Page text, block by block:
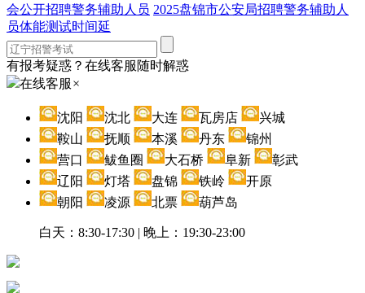
会公开招聘警务辅助人员 2025盘锦市公安局招聘警务辅助人
员体能测试时间延
有报考疑惑？在线客服随时解惑
在线客服 ×
沈阳 沈北 大连 瓦房店
兴城
鞍山
抚顺 本溪 丹东
锦州
营口
鲅鱼圈 大石桥 阜新
彰武
辽阳
灯塔 盘锦 铁岭
开原
朝阳
凌源 北票 葫芦岛
白天：8:30-17:30 | 晚上：19:30-23:00